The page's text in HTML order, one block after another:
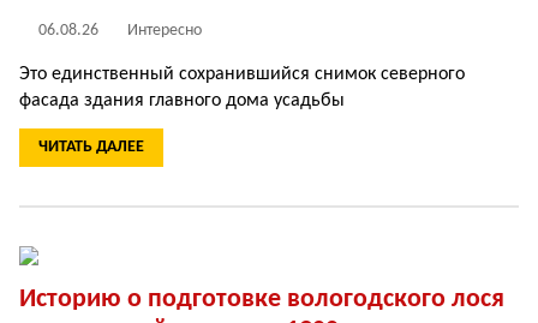
06.08.26 Интересно
Это единственный сохранившийся снимок северного
фасада здания главного дома усадьбы
ЧИТАТЬ ДАЛЕЕ
Историю о подготовке вологодского лося